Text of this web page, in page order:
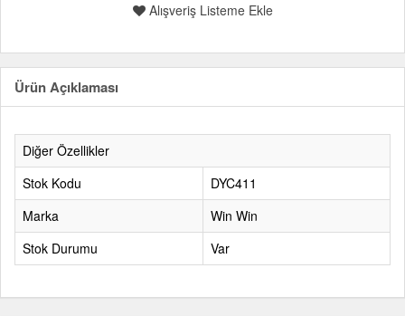
Alışveriş Listeme Ekle
Ürün Açıklaması
Diğer Özellikler
Stok Kodu
DYC411
Marka
Win Win
Stok Durumu
Var